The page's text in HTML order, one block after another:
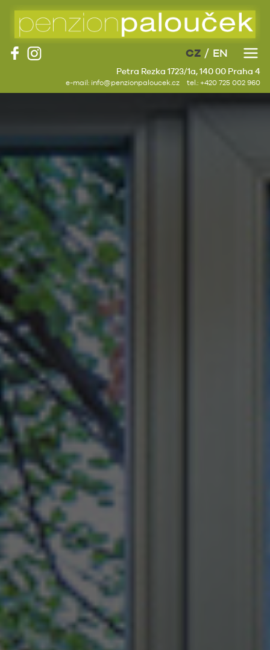
CZ EN
Petra Rezka 1723/1a, 140 00 Praha 4
e-mail: info@penzionpaloucek.cz tel.: +420 725 002 960